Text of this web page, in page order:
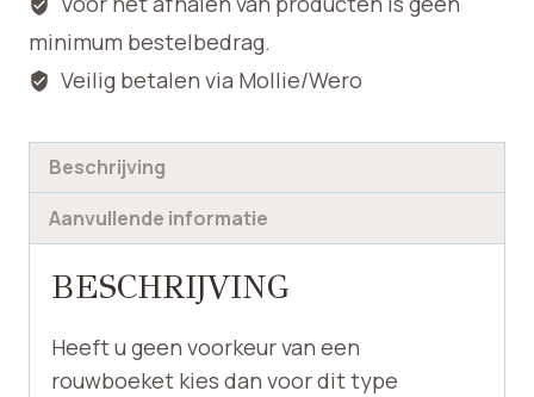
minimum bestelbedrag.
Veilig betalen via Mollie/Wero
Beschrijving
Aanvullende informatie
BESCHRIJVING
Heeft u geen voorkeur van een
rouwboeket kies dan voor dit type